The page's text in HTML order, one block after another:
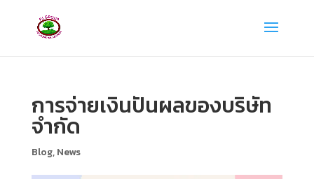
การจ่ายเงินปันผลของบริษัท
จำกัด
Blog,News